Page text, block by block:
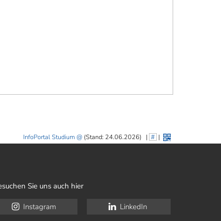
InfoPortal Studium (Stand: 24.06.2026) | # |
Sie uns auch hier
Instagram LinkedIn